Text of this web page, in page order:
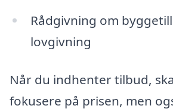
Rådgivning om
lovgivning
Når du indhenter tilbud,
fokusere på prisen, men